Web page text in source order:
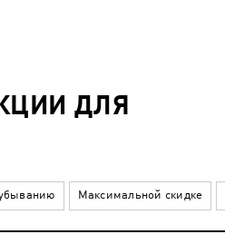
ДЛЯ
Максимальной скидке